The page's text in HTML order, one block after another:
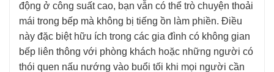
động ở công suất cao, bạn vẫn có thể trò chuyện thoải
mái trong bếp mà không bị tiếng ồn làm phiền. Điều
này đặc biệt hữu ích trong các gia đình có không gian
bếp liên thông với phòng khách hoặc những người có
thói quen nấu nướng vào buổi tối khi mọi người cần